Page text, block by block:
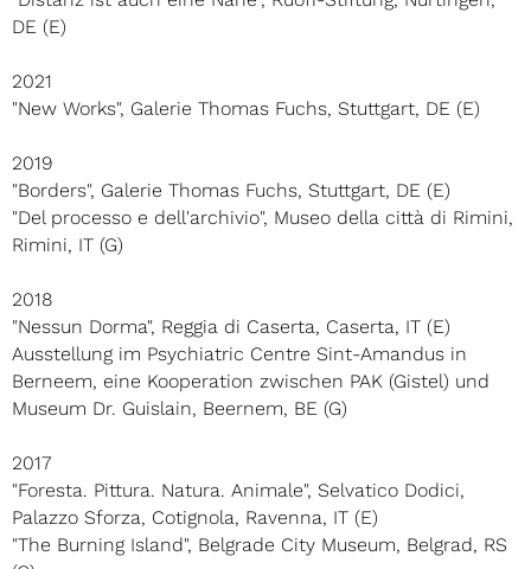
DE (E)
2021
"New Works", Galerie Thomas Fuchs, Stuttgart, DE (E)
2019
"Borders", Galerie Thomas Fuchs, Stuttgart, DE (E)
"Del processo e dell'archivio", Museo della città di Rimini,
Rimini, IT (G)
2018
"Nessun Dorma", Reggia di Caserta, Caserta, IT (E)
Ausstellung im Psychiatric Centre Sint-Amandus in
Berneem, eine Kooperation zwischen PAK (Gistel) und
Museum Dr. Guislain, Beernem, BE (G)
2017
"Foresta. Pittura. Natura. Animale", Selvatico Dodici,
Palazzo Sforza, Cotignola, Ravenna, IT (E)
"The Burning Island", Belgrade City Museum, Belgrad, RS